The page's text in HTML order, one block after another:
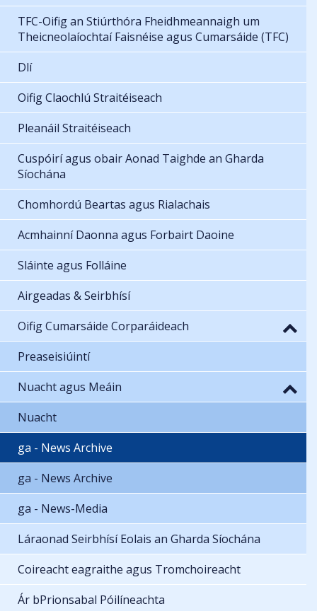
TFC-Oifig an Stiúrthóra Fheidhmeannaigh um
Theicneolaíochtaí Faisnéise agus Cumarsáide (TFC)
Dlí
Oifig Claochlú Straitéiseach
Pleanáil Straitéiseach
Cuspóirí agus obair Aonad Taighde an Gharda
Síochána
Chomhordú Beartas agus Rialachais
Acmhainní Daonna agus Forbairt Daoine
Sláinte agus Folláine
Airgeadas & Seirbhísí
Oifig Cumarsáide Corparáideach
Preaseisiúintí
Nuacht agus Meáin
Nuacht
ga - News Archive
ga - News Archive
ga - News-Media
Láraonad Seirbhísí Eolais an Gharda Síochána
Coireacht eagraithe agus Tromchoireacht
Ár bPrionsabal Póilíneachta